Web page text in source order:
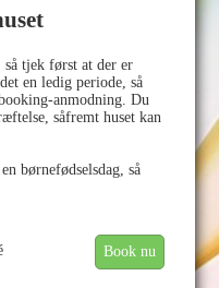
tjek først at der er
en ledig periode, så
anmodning. Du
såfremt huset kan
børnefødselsdag, så
Book nu